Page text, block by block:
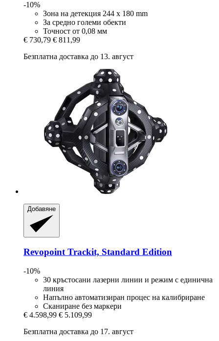
-10%
Зона на детекция 244 x 180 mm
За средно големи обекти
Точност от 0,08 мм
€ 730,79 € 811,99
Безплатна доставка до 13. август
Добавяне
Revopoint Trackit, Standard Edition
-10%
30 кръстосани лазерни линии и режим с единична
линия
Напълно автоматизиран процес на калибриране
Сканиране без маркери
€ 4.598,99 € 5.109,99
Безплатна доставка до 17. август